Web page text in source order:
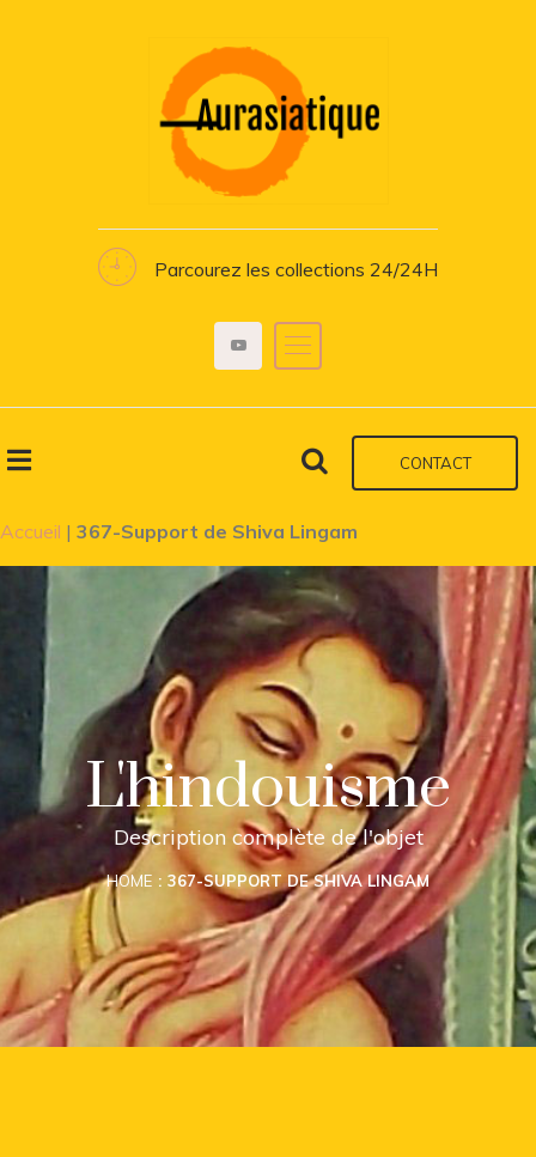
Parcourez les collections 24/24H
CONTACT
Accueil | 367-Support de Shiva Lingam
L'hindouisme
Description complète de l'objet
HOME 367-SUPPORT DE SHIVA LINGAM